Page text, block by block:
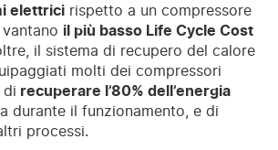
elettrici rispetto a un compressore
il più basso Life Cycle Cost
il sistema di recupero del calore
molti dei compressori
di recuperare l’80% dell’energia
durante il funzionamento, e di
processi.